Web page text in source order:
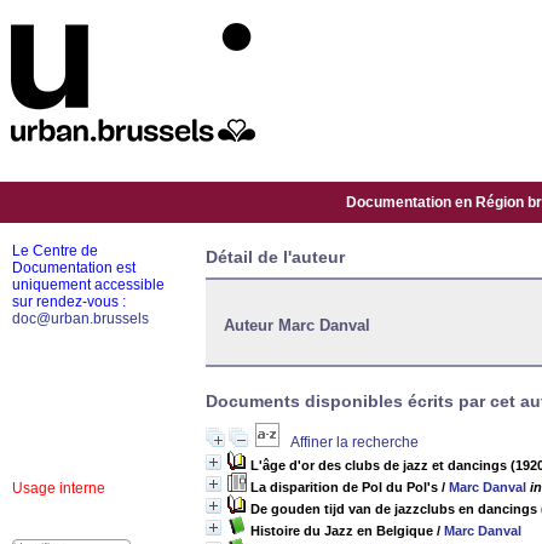
Documentation en Région
Détail de l'auteur
Auteur Marc Danval
Documents disponibles écrits par cet
Affiner la recherche
L'âge d'or des clubs de jazz et dancings
La disparition de Pol du Pol's / Marc Danval
De gouden tijd van de jazzclubs en dancings
Histoire du Jazz en Belgique / Marc Danval
Le Centre de
Documentation est
uniquement accessible
sur rendez-vous :
doc@urban.brussels
Usage interne